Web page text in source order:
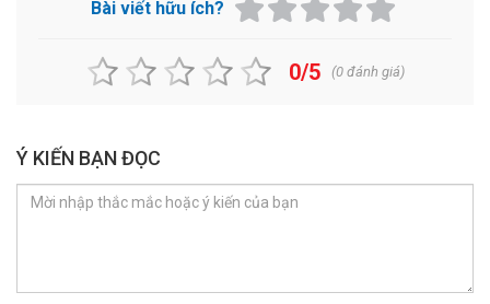
Bài viết hữu ích?
0/5 (0đánh giá)
Ý KIẾN BẠN ĐỌC